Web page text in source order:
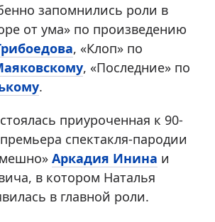
запомнились роли в
от ума» по произведению
, «Клоп» по
, «Последние» по
.
приуроченная к 90-
спектакля-пародии
Аркадия Инина и
в котором Наталья
в главной роли.